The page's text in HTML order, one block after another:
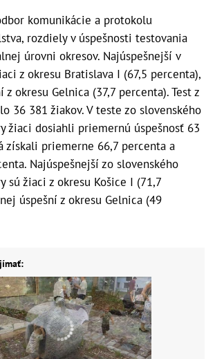
komunikácie a protokolu
rozdiely v úspešnosti testovania
úrovni okresov. Najúspešnejší v
z okresu Bratislava I (67,5 percenta),
okresu Gelnica (37,7 percenta). Test z
36 381 žiakov. V teste zo slovenského
žiaci dosiahli priemernú úspešnosť 63
získali priemerne 66,7 percenta a
Najúspešnejší zo slovenského
sú žiaci z okresu Košice I (71,7
úspešní z okresu Gelnica (49